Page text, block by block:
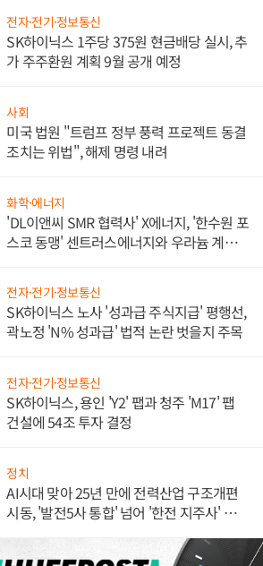
전자·전기·정보통신
SK하이닉스 1주당 375원 현금배당 실시, 추
가 주주환원 계획 9월 공개 예정
사회
미국 법원 "트럼프 정부 풍력 프로젝트 동결
조치는 위법", 해제 명령 내려
화학·에너지
'DL이앤씨 SMR 협력사' X에너지, '한수원 포
스코 동맹' 센트러스에너지와 우라늄 계약
전자·전기·정보통신
SK하이닉스 노사 '성과급 주식지급' 평행선,
곽노정 'N% 성과급' 법적 논란 벗을지 주목
전자·전기·정보통신
SK하이닉스, 용인 'Y2' 팹과 청주 'M17' 팹
건설에 54조 투자 결정
정치
AI시대 맞아 25년 만에 전력산업 구조개편
시동, '발전5사 통합' 넘어 '한전 지주사' 재편